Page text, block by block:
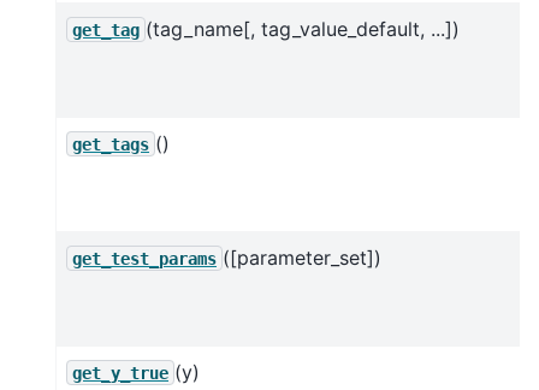
get_tag (tag_name[, tag_value_default, ...])
get_tags ()
get_test_params ([parameter_set])
get_y_true (y)